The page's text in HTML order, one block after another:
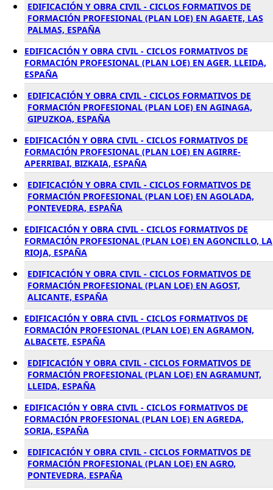
EDIFICACIÓN Y OBRA CIVIL - CICLOS FORMATIVOS DE
FORMACIÓN PROFESIONAL (PLAN LOE) EN AGAETE, LAS
PALMAS, ESPAÑA
EDIFICACIÓN Y OBRA CIVIL - CICLOS FORMATIVOS DE
FORMACIÓN PROFESIONAL (PLAN LOE) EN AGER, LLEIDA,
ESPAÑA
EDIFICACIÓN Y OBRA CIVIL - CICLOS FORMATIVOS DE
FORMACIÓN PROFESIONAL (PLAN LOE) EN AGINAGA,
GIPUZKOA, ESPAÑA
EDIFICACIÓN Y OBRA CIVIL - CICLOS FORMATIVOS DE
FORMACIÓN PROFESIONAL (PLAN LOE) EN AGIRRE-
APERRIBAI, BIZKAIA, ESPAÑA
EDIFICACIÓN Y OBRA CIVIL - CICLOS FORMATIVOS DE
FORMACIÓN PROFESIONAL (PLAN LOE) EN AGOLADA,
PONTEVEDRA, ESPAÑA
EDIFICACIÓN Y OBRA CIVIL - CICLOS FORMATIVOS DE
FORMACIÓN PROFESIONAL (PLAN LOE) EN AGONCILLO, LA
RIOJA, ESPAÑA
EDIFICACIÓN Y OBRA CIVIL - CICLOS FORMATIVOS DE
FORMACIÓN PROFESIONAL (PLAN LOE) EN AGOST,
ALICANTE, ESPAÑA
EDIFICACIÓN Y OBRA CIVIL - CICLOS FORMATIVOS DE
FORMACIÓN PROFESIONAL (PLAN LOE) EN AGRAMON,
ALBACETE, ESPAÑA
EDIFICACIÓN Y OBRA CIVIL - CICLOS FORMATIVOS DE
FORMACIÓN PROFESIONAL (PLAN LOE) EN AGRAMUNT,
LLEIDA, ESPAÑA
EDIFICACIÓN Y OBRA CIVIL - CICLOS FORMATIVOS DE
FORMACIÓN PROFESIONAL (PLAN LOE) EN AGREDA,
SORIA, ESPAÑA
EDIFICACIÓN Y OBRA CIVIL - CICLOS FORMATIVOS DE
FORMACIÓN PROFESIONAL (PLAN LOE) EN AGRO,
PONTEVEDRA, ESPAÑA